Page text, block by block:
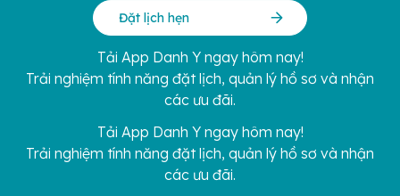
Đặt lịch hẹn
Tải App Danh Y ngay hôm nay!
Trải nghiệm tính năng đặt lịch, quản lý hồ sơ và nhận
các ưu đãi.
Tải App Danh Y ngay hôm nay!
Trải nghiệm tính năng đặt lịch, quản lý hồ sơ và nhận
các ưu đãi.